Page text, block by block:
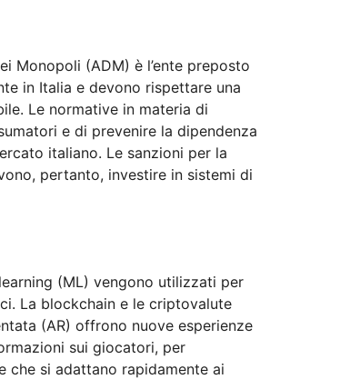
Monopoli (ADM) è l’ente preposto
in Italia e devono rispettare una
Le normative in materia di
e di prevenire la dipendenza
italiano. Le sanzioni per la
pertanto, investire in sistemi di
(ML) vengono utilizzati per
La blockchain e le criptovalute
(AR) offrono nuove esperienze
sui giocatori, per
che si adattano rapidamente ai